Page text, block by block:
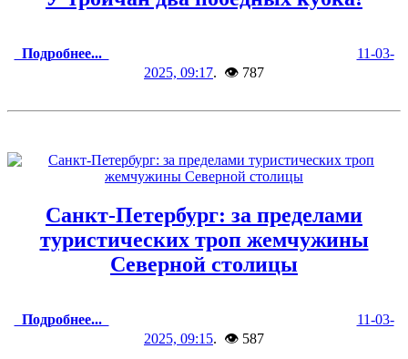
Подробнее...
11-03-
2025, 09:17. 👁 787
Санкт-Петербург: за пределами
туристических троп жемчужины
Северной столицы
Подробнее...
11-03-
2025, 09:15. 👁 587